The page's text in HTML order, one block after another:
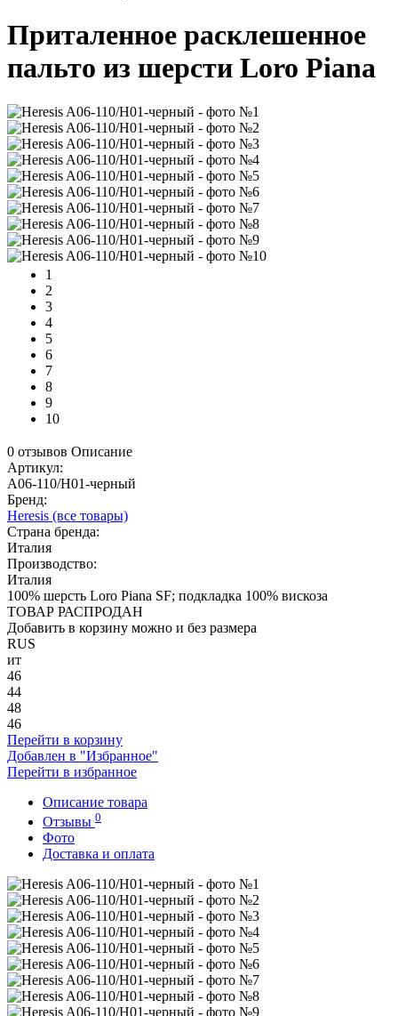
Приталенное расклешенное
пальто из шерсти Loro Piana
1
2
3
4
5
6
7
8
9
10
0 отзывов Описание
Артикул:
A06-110/H01-черный
Бренд:
Heresis (все товары)
Страна бренда:
Италия
Производство:
Италия
100% шерсть Loro Piana SF; подкладка 100% вискоза
ТОВАР РАСПРОДАН
Добавить в корзину можно и без размера
RUS
ит
46
44
48
46
Перейти в корзину
Добавлен в "Избранное"
Перейти в избранное
Описание товара
Отзывы 0
Фото
Доставка и оплата